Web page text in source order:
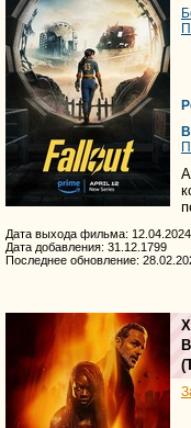
Дата выхода фильма: 12.04.2024
Дата добавления: 31.12.1799
Последнее обновление:
(